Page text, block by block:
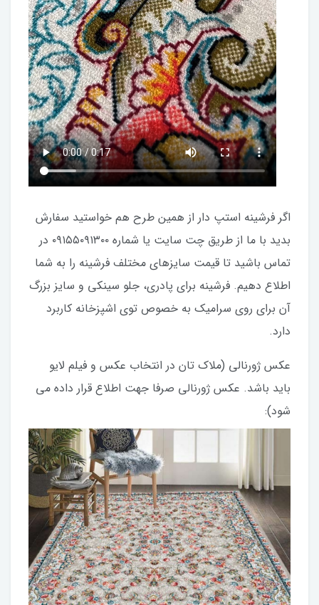
اگر فرشینه استپ دار از همین طرح هم خواستید سفارش
بدید با ما از طریق چت سایت یا شماره ۰۹۱۵۵۰۹۱۳۰۰ در
تماس باشید تا قیمت سایزهای مختلف فرشینه را به شما
اطلاع دهیم. فرشینه برای پادری، جلو سینکی و سایز بزرگ
آن برای روی سرامیک به خصوص توی اشپزخانه کاربرد
دارد.
عکس ژورنالی (ملاک تان در انتخاب عکس و فیلم لایو
باید باشد. عکس ژورنالی صرفا جهت اطلاع قرار داده می
شود):